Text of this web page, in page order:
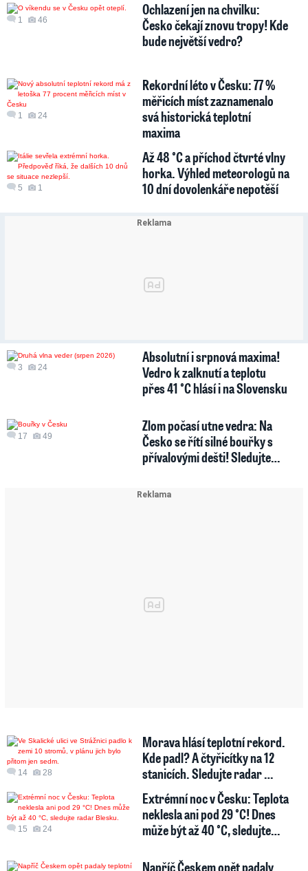
1 46
Ochlazení jen na chvilku:
Česko čekají znovu tropy! Kde
bude největší vedro?
1 24
Rekordní léto v Česku: 77 %
měřicích míst zaznamenalo
svá historická teplotní
maxima
5 1
Až 48 °C a příchod čtvrté vlny
horka. Výhled meteorologů na
10 dní dovolenkáře nepotěší
3 24
Absolutní i srpnová maxima!
Vedro k zalknutí a teplotu
přes 41 °C hlásí i na Slovensku
17 49
Zlom počasí utne vedra: Na
Česko se řítí silné bouřky s
přívalovými dešti! Sledujte…
14 28
Morava hlásí teplotní rekord.
Kde padl? A čtyřicítky na 12
stanicích. Sledujte radar …
15 24
Extrémní noc v Česku: Teplota
neklesla ani pod 29 °C! Dnes
může být až 40 °C, sledujte…
Napříč Českem opět padaly